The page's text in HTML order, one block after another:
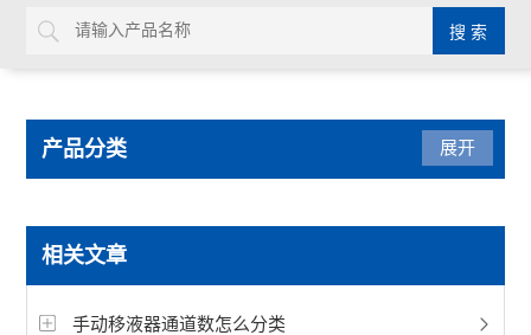
产品分类
USHIO牛尾检查光源装置检查灯
显微镜相机
展开
相关文章
手动移液器通道数怎么分类